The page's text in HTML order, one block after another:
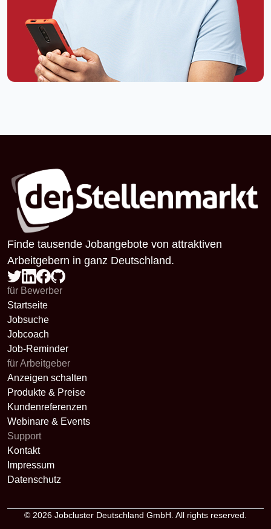
Finde tausende Jobangebote von attraktiven
Arbeitgebern in ganz Deutschland.
für Bewerber
Startseite
Jobsuche
Jobcoach
Job-Reminder
für Arbeitgeber
Anzeigen schalten
Produkte & Preise
Kundenreferenzen
Webinare & Events
Support
Kontakt
Impressum
Datenschutz
© 2026 Jobcluster Deutschland GmbH. All rights reserved.